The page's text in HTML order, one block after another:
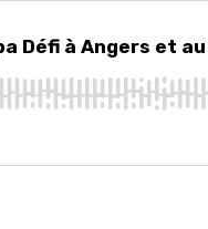
au Mans (Supexam)
Défi à Angers et